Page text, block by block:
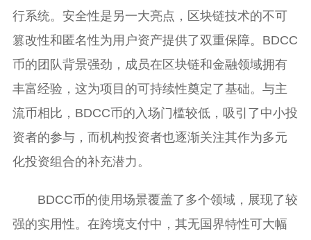
行系统。安全性是另一大亮点，区块链技术的不可
篡改性和匿名性为用户资产提供了双重保障。BDCC
币的团队背景强劲，成员在区块链和金融领域拥有
丰富经验，这为项目的可持续性奠定了基础。与主
流币相比，BDCC币的入场门槛较低，吸引了中小投
资者的参与，而机构投资者也逐渐关注其作为多元
化投资组合的补充潜力。
BDCC币的使用场景覆盖了多个领域，展现了较
强的实用性。在跨境支付中，其无国界特性可大幅